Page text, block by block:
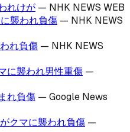
れけが — NHK NEWS WEB
襲われ負傷 — NHK NEWS
れ負傷 — NHK NEWS
に襲われ男性重傷 —
れ負傷 — Google News
クマに襲われ負傷 —